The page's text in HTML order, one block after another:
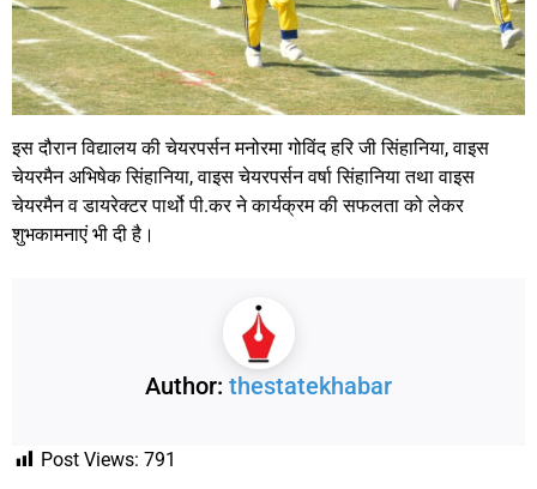
इस दौरान विद्यालय की चेयरपर्सन मनोरमा गोविंद हरि जी सिंहानिया, वाइस
चेयरमैन अभिषेक सिंहानिया, वाइस चेयरपर्सन वर्षा सिंहानिया तथा वाइस
चेयरमैन व डायरेक्टर पार्थो पी.कर ने कार्यक्रम की सफलता को लेकर
शुभकामनाएं भी दी है।
Author: thestatekhabar
Post Views: 791